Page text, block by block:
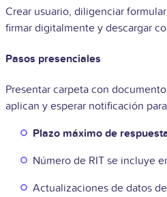
Crear usuario, diligenciar
firmar digitalmente y descargar
Pasos presenciales
Presentar carpeta con
aplican y esperar notificación
Plazo máximo de
Número de RIT se incluye
Actualizaciones de datos